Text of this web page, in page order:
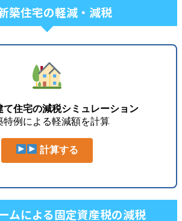
築住宅の軽減・減税
て住宅の減税シミュレーション
特例による軽減額を計算
計算する
ムによる固定資産税の減税